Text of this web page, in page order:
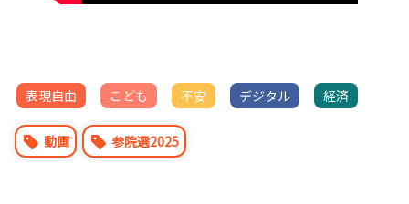
表現自由 こども 不安 デジタル 経済
動画 参院選2025